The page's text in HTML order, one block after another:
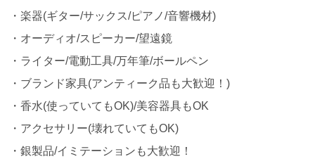
・楽器(ギター/サックス/ピアノ/音響機材)
・オーディオ/スピーカー/望遠鏡
・ライター/電動工具/万年筆/ボールペン
・ブランド家具(アンティーク品も大歓迎！)
・香水(使っていてもOK)/美容器具もOK
・アクセサリー(壊れていてもOK)
・銀製品/イミテーションも大歓迎！